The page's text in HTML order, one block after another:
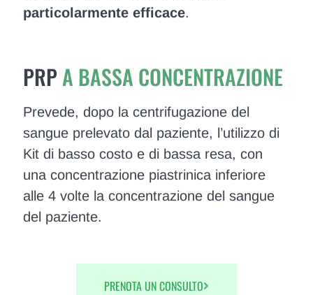
particolarmente efficace.
PRPA BASSA CONCENTRAZIONE
Prevede, dopo la centrifugazione del
sangue prelevato dal paziente, l’utilizzo di
Kit di basso costo e di bassa resa, con
una concentrazione piastrinica inferiore
alle 4 volte la concentrazione del sangue
del paziente.
PRENOTA UN CONSULTO